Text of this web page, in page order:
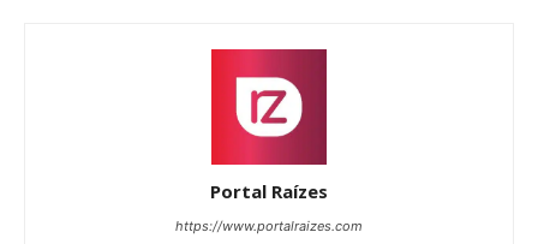
Portal Raízes
https://www.portalraizes.com